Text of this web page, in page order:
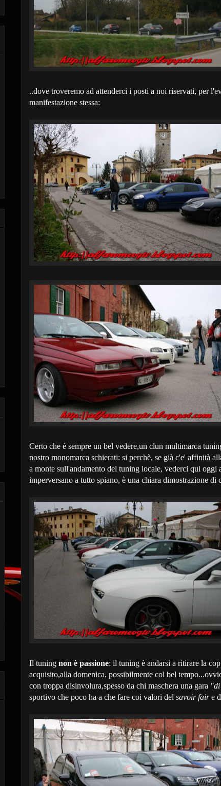
..dove troveremo ad attenderci i posti a noi riservati, per
manifestazione stessa:
Certo che è sempre un bel vedere,un clun multimarca
nostro monomarca schierati: si perchè, se già c'e' affinità
a monte sull'andamento del tuning locale, vederci qui oggi
imperversano a tutto spiano, è una chiara dimostrazione di
Il tuning non è passione: il tuning è andarsi a ritirare la
acquisito,alla domenica, possibilmente col bel
con troppa disinvolura,spesso da chi maschera una gara
sportivo che poco ha a che fare coi valori del savoir faire